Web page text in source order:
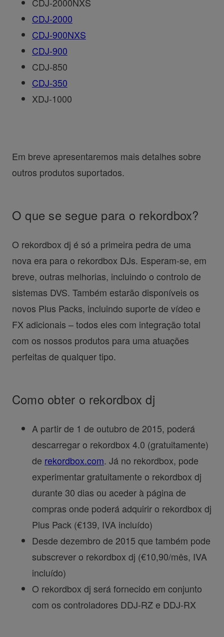
CDJ-2000NXS
CDJ-2000
CDJ-900NXS
CDJ-900
CDJ-850
CDJ-350
XDJ-1000
Em breve apresentaremos mais detalhes sobre
outros produtos suportados.
O que se segue para o rekordbox?
O rekordbox dj é só a primeira pedra de uma
nova era para o rekordbox DJs. Esperam-se, em
breve, outras melhorias, incluindo o controlo de
sistemas DVS. Também estarão disponíveis os
novos Plus Packs, incluindo suporte de vídeo e
FX adicionais – todos eles com integração total
com os nossos produtos para uma atuações
perfeitas de qualquer tipo.
Como obter o rekordbox dj
A partir de 1 de outubro de 2015, poderá
descarregar o rekordbox 4.0 (gratuitamente)
de rekordbox.com. Já no rekordbox, pode
experimentar gratuitamente o rekordbox dj
durante 30 dias ou aceder à página de
compras onde poderá adquirir o rekordbox dj
Plus Pack (€139, IVA incluído)
Desde dezembro de 2015 que também pode
subscrever o rekordbox dj (€10,90/mês, IVA
incluído)
O rekordbox dj será fornecido em conjunto
com os controladores DDJ-RZ e DDJ-RX